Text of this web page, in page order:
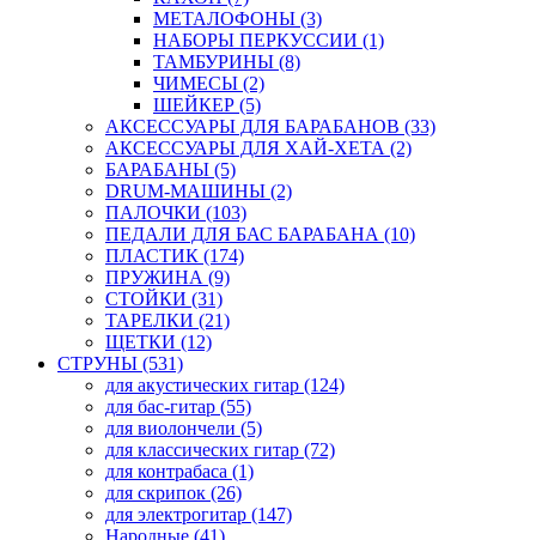
МЕТАЛОФОНЫ (3)
НАБОРЫ ПЕРКУССИИ (1)
ТАМБУРИНЫ (8)
ЧИМЕСЫ (2)
ШЕЙКЕР (5)
АКСЕССУАРЫ ДЛЯ БАРАБАНОВ (33)
АКСЕССУАРЫ ДЛЯ ХАЙ-ХЕТА (2)
БАРАБАНЫ (5)
DRUM-МАШИНЫ (2)
ПАЛОЧКИ (103)
ПЕДАЛИ ДЛЯ БАС БАРАБАНА (10)
ПЛАСТИК (174)
ПРУЖИНА (9)
СТОЙКИ (31)
ТАРЕЛКИ (21)
ЩЕТКИ (12)
СТРУНЫ (531)
для акустических гитар (124)
для бас-гитар (55)
для виолончели (5)
для классических гитар (72)
для контрабаса (1)
для скрипок (26)
для электрогитар (147)
Народные (41)